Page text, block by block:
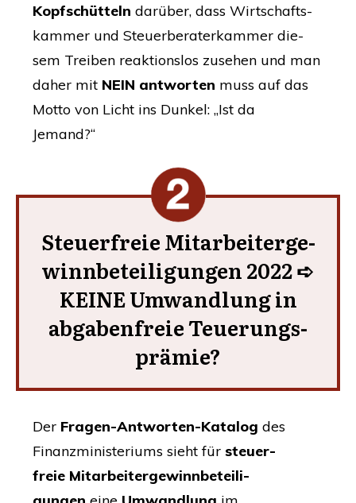
Kopf­schüt­teln dar­über, dass Wirt­schafts­
kam­mer und Steu­er­be­ra­ter­kam­mer die­
sem Trei­ben reak­ti­ons­los zuse­hen und man
daher mit NEIN ant­wor­ten muss auf das
Mot­to von Licht ins Dun­kel: „Ist da
Jemand?“
Steu­er­freieMit­ar­bei­ter­ge­
winn­be­tei­li­gungen 2022 ➪
KEI­NEUmwand­lung in
abga­ben­freieTeue­rungs­
prä­mie?
Der Fra­gen-Ant­wor­ten-Kata­log des
Finanz­mi­nis­te­ri­ums sieht für steu­er­
freie Mit­ar­bei­ter­ge­winn­be­tei­li­